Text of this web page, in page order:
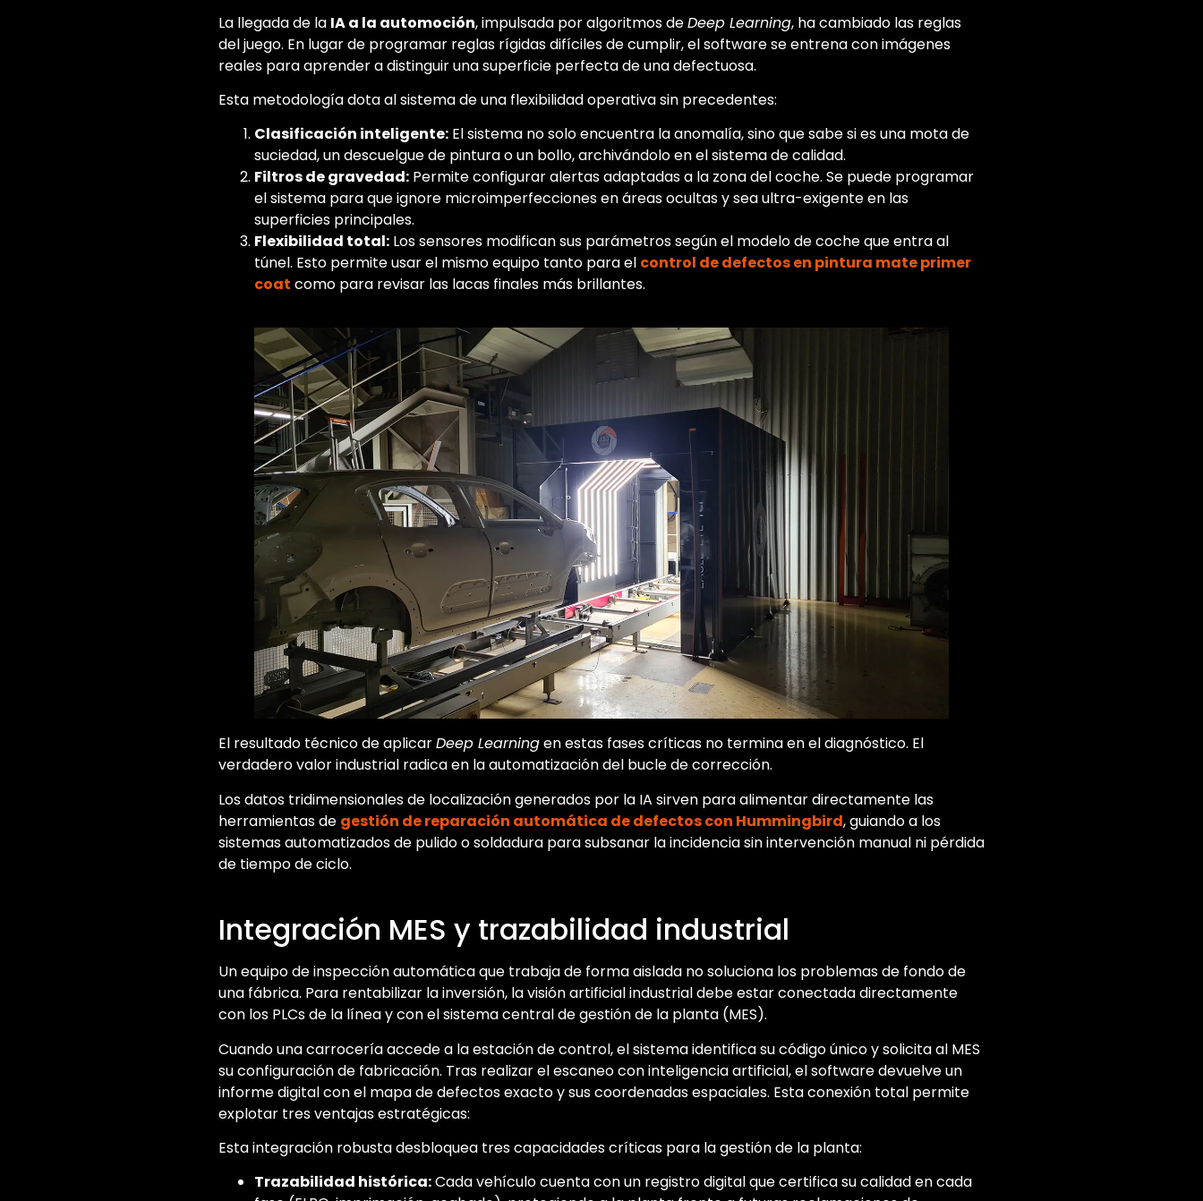
La llegada de la IA a la automoción, impulsada por algoritmos deDeep Learning, ha cambiado las reglas
del juego. En lugar de programar reglas rígidas difíciles de cumplir, el software se entrena con imágenes
reales para aprender a distinguir una superficie perfecta de una defectuosa.
Esta metodología dota al sistema de una flexibilidad operativa sin precedentes:
Clasificación inteligente: El sistema no solo encuentra la anomalía, sino que sabe si es una mota de
suciedad, un descuelgue de pintura o un bollo, archivándolo en el sistema de calidad.
Filtros de gravedad: Permite configurar alertas adaptadas a la zona del coche. Se puede programar
el sistema para que ignore microimperfecciones en áreas ocultas y sea ultra-exigente en las
superficies principales.
Flexibilidad total: Los sensores modifican sus parámetros según el modelo de coche que entra al
túnel. Esto permite usar el mismo equipo tanto para el control de defectos en pintura mate primer
coat como para revisar las lacas finales más brillantes.
El resultado técnico de aplicarDeep Learningen estas fases críticas no termina en el diagnóstico. El
verdadero valor industrial radica en la automatización del bucle de corrección.
Los datos tridimensionales de localización generados por la IA sirven para alimentar directamente las
herramientas de gestión de reparación automática de defectos con Hummingbird, guiando a los
sistemas automatizados de pulido o soldadura para subsanar la incidencia sin intervención manual ni pérdida
de tiempo de ciclo.
Integración MES y trazabilidad industrial
Un equipo de inspección automática que trabaja de forma aislada no soluciona los problemas de fondo de
una fábrica. Para rentabilizar la inversión, la visión artificial industrial debe estar conectada directamente
con los PLCs de la línea y con el sistema central de gestión de la planta (MES).
Cuando una carrocería accede a la estación de control, el sistema identifica su código único y solicita al MES
su configuración de fabricación. Tras realizar el escaneo con inteligencia artificial, el software devuelve un
informe digital con el mapa de defectos exacto y sus coordenadas espaciales. Esta conexión total permite
explotar tres ventajas estratégicas:
Esta integración robusta desbloquea tres capacidades críticas para la gestión de la planta:
Trazabilidad histórica:Cada vehículo cuenta con un registro digital que certifica su calidad en cada